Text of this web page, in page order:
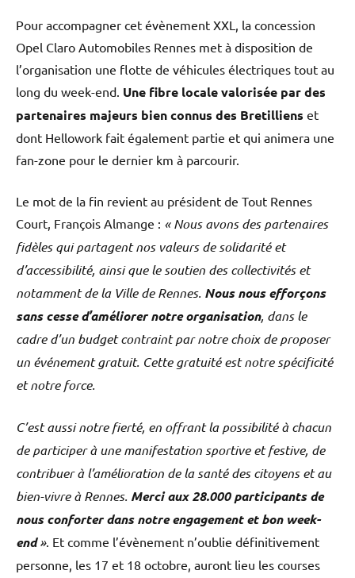
Pour accompagner cet évènement XXL, la concession
Opel Claro Automobiles Rennes met à disposition de
l’organisation une flotte de véhicules électriques tout au
long du week-end. Une fibre locale valorisée par des
partenaires majeurs bien connus des Bretilliens et
dont Hellowork fait également partie et qui animera une
fan-zone pour le dernier km à parcourir.
Le mot de la fin revient au président de Tout Rennes
Court, François Almange : « Nous avons des partenaires
fidèles qui partagent nos valeurs de solidarité et
d’accessibilité, ainsi que le soutien des collectivités et
notamment de la Ville de Rennes. Nous nous efforçons
sans cesse d’améliorer notre organisation, dans le
cadre d’un budget contraint par notre choix de proposer
un événement gratuit. Cette gratuité est notre spécificité
et notre force.
C’est aussi notre fierté, en offrant la possibilité à chacun
de participer à une manifestation sportive et festive, de
contribuer à l’amélioration de la santé des citoyens et au
bien-vivre à Rennes. Merci aux 28.000 participants de
nous conforter dans notre engagement et bon week-
end». Et comme l’évènement n’oublie définitivement
personne, les 17 et 18 octobre, auront lieu les courses